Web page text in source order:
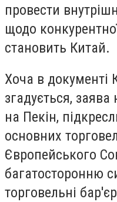
провести
щодо
становить Китай.
Хоча в документі
згадується,
на Пекін,
основних
Європейського
багатосторонню
торговельні